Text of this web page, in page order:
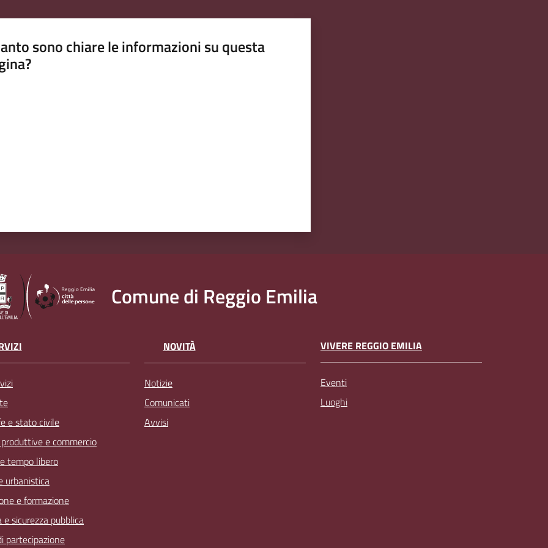
sono chiare le informazioni su questa
Comune di Reggio Emilia
e stato civile
e commercio
tempo libero
urbanistica
e formazione
e sicurezza pubblica
partecipazione
NOVITÀ
Notizie
Comunicati
Avvisi
VIVERE REGGIO EMILIA
Eventi
Luoghi